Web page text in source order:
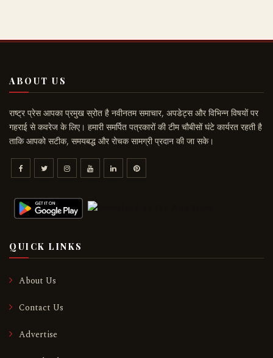
ABOUT US
राष्ट्र प्रेस आपका प्रमुख स्रोत है नवीनतम समाचार, अपडेट्स और विभिन्न विषयों पर
गहराई से कवरेज के लिए। हमारी समर्पित पत्रकारों की टीम चौबीसों घंटे कार्यरत रहती है
ताकि आपको सटीक, समयबद्ध और रोचक सामग्री प्रदान की जा सके।
QUICK LINKS
About Us
Contact Us
Advertise